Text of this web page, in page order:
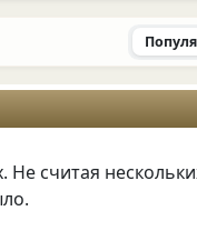
Не считая